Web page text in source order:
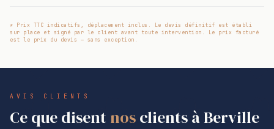
* Prix TTC indicatifs, déplacement inclus. Le devis définitif est établi
sur place et signé par le client avant toute intervention. Le prix facturé
est le prix du devis — sans exception.
AVIS CLIENTS
Ce que disent nosclients à Berville